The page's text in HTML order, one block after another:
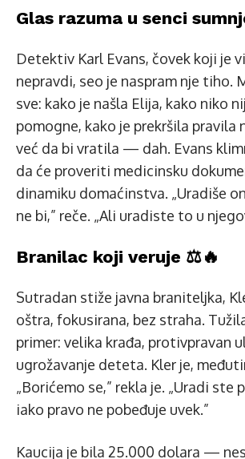
Glas razuma u senci
Detektiv Karl Evans, čovek koji je
nepravdi, seo je naspram nje tiho.
sve: kako je našla Elija, kako niko
pomogne, kako je prekršila pravila
već da bi vratila — dah. Evans
da će proveriti medicinsku
dinamiku domaćinstva. „Uradiše
ne bi,” reče. „Ali uradiste to u
Branilac koji veruje ⚖️🔥
Sutradan stiže javna braniteljka,
oštra, fokusirana, bez straha.
primer: velika krađa, protivpravan
ugrožavanje deteta. Kler je,
„Borićemo se,” rekla je. „Uradi ste
iako pravo ne pobeđuje uvek.”
Kaucija je bila 25.000 dolara —